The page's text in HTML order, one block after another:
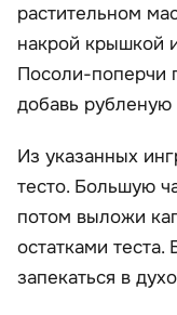
растительном
накрой крышкой
Посоли-поперчи
добавь рубленую
Из указанных
тесто. Большую
потом выложи
остатками
запекаться в